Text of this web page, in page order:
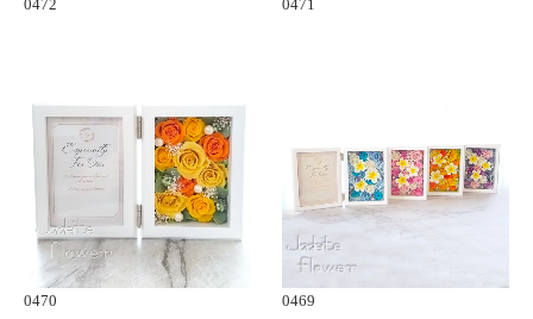
0472 0471
0470 0469